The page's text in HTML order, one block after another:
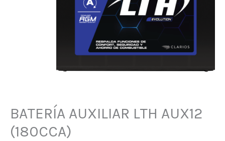
BATERÍA AUXILIAR LTH AUX12
(180CCA)